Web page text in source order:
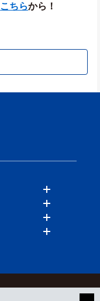
こちらから！